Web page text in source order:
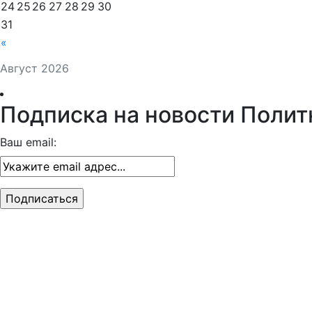
Август 2026
«
24 25 26 27 28 29 30
31
Подписка на новости
Ваш email: